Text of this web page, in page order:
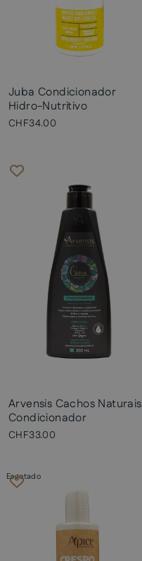
Juba Condicionador
Hidro-Nutritivo
CHF34.00
Arvensis Cachos Naturais
Condicionador
CHF33.00
Esgotado